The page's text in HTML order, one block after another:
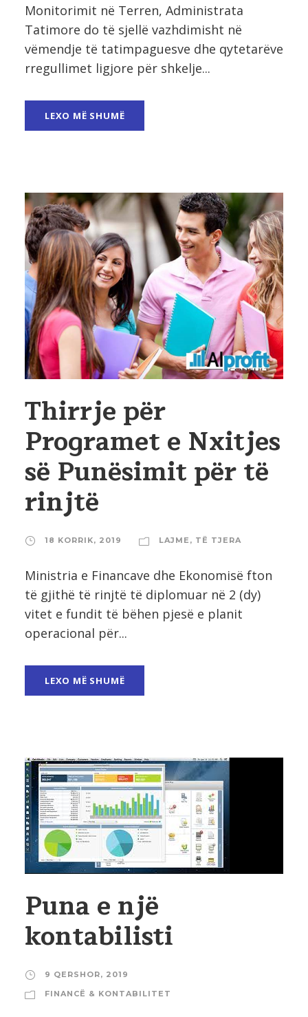
Monitorimit në Terren, Administrata
Tatimore do të sjellë vazhdimisht në
vëmendje të tatimpaguesve dhe qytetarëve
rregullimet ligjore për shkelje...
LEXO MË SHUMË
Thirrje për
Programet e Nxitjes
së Punësimit për të
rinjtë
18 KORRIK, 2019 LAJME , TË TJERA
Ministria e Financave dhe Ekonomisë fton
të gjithë të rinjtë të diplomuar në 2 (dy)
vitet e fundit të bëhen pjesë e planit
operacional për...
LEXO MË SHUMË
Puna e një
kontabilisti
9 QERSHOR, 2019
FINANCË & KONTABILITET